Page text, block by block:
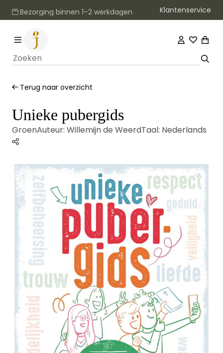
Bezorging binnen 1–2 werkdagen Klantenservice
Terug naar overzicht
Unieke pubergids
GroenAuteur: Willemijn de WeerdTaal: Nederlands